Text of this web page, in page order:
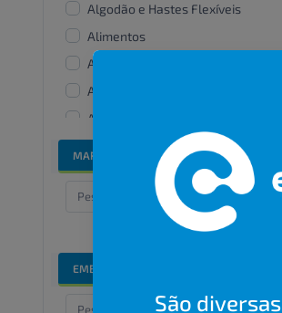
Algodão e Hastes Flexíveis
Alimentos
Alisantes
Amaciante De Roupas
Aparelhos e acessórios
bucais
Bandanas e lenços
Banho e cuidados especiais
Branqueadores dentais
MARCAS
EMBALAGENS
São diversas